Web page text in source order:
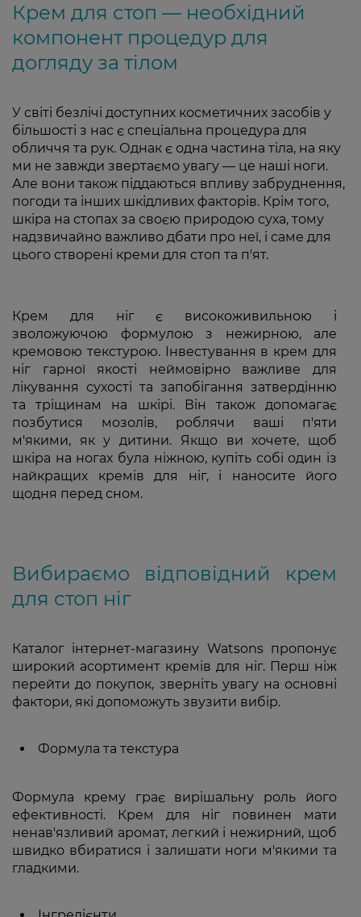
Крем для стоп — необхідний
компонент процедур для
догляду за тілом
У світі безлічі доступних косметичних засобів у
більшості з нас є спеціальна процедура для
обличчя та рук. Однак є одна частина тіла, на яку
ми не завжди звертаємо увагу — це наші ноги.
Але вони також піддаються впливу забруднення,
погоди та інших шкідливих факторів. Крім того,
шкіра на стопах за своєю природою суха, тому
надзвичайно важливо дбати про неї, і саме для
цього створені креми для стоп та п'ят.
Крем для ніг є високоживильною і
зволожуючою формулою з нежирною, але
кремовою текстурою. Інвестування в крем для
ніг гарної якості неймовірно важливе для
лікування сухості та запобігання затвердінню
та тріщинам на шкірі. Він також допомагає
позбутися мозолів, роблячи ваші п'яти
м'якими, як у дитини. Якщо ви хочете, щоб
шкіра на ногах була ніжною, купіть собі один із
найкращих кремів для ніг, і наносите його
щодня перед сном.
Вибираємо відповідний крем
для стоп ніг
Каталог інтернет-магазину Watsons пропонує
широкий асортимент кремів для ніг. Перш ніж
перейти до покупок, зверніть увагу на основні
фактори, які допоможуть звузити вибір.
Формула та текстура
Формула крему грає вирішальну роль його
ефективності. Крем для ніг повинен мати
ненав'язливий аромат, легкий і нежирний, щоб
швидко вбиратися і залишати ноги м'якими та
гладкими.